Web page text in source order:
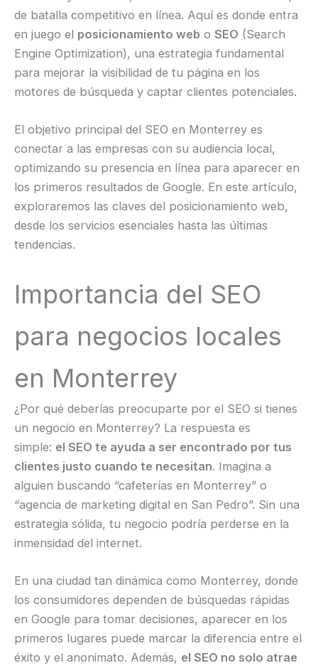
de batalla competitivo en línea. Aquí es donde entra
en juego el posicionamiento web o SEO (Search
Engine Optimization), una estrategia fundamental
para mejorar la visibilidad de tu página en los
motores de búsqueda y captar clientes potenciales.
El objetivo principal del SEO en Monterrey es
conectar a las empresas con su audiencia local,
optimizando su presencia en línea para aparecer en
los primeros resultados de Google. En este artículo,
exploraremos las claves del posicionamiento web,
desde los servicios esenciales hasta las últimas
tendencias.
Importancia del SEO
para negocios locales
en Monterrey
¿Por qué deberías preocuparte por el SEO si tienes
un negocio en Monterrey? La respuesta es
simple: el SEO te ayuda a ser encontrado por tus
clientes justo cuando te necesitan. Imagina a
alguien buscando “cafeterías en Monterrey” o
“agencia de marketing digital en San Pedro”. Sin una
estrategia sólida, tu negocio podría perderse en la
inmensidad del internet.
En una ciudad tan dinámica como Monterrey, donde
los consumidores dependen de búsquedas rápidas
en Google para tomar decisiones, aparecer en los
primeros lugares puede marcar la diferencia entre el
éxito y el anonimato. Además, el SEO no solo atrae